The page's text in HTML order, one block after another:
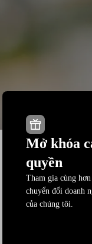
DM12
Mở khóa
quyền
Tham gia cùng
chuyển đổi doanh
của chúng tôi.